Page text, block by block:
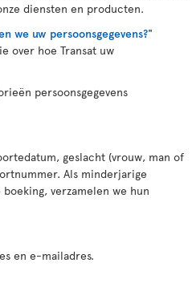
diensten en producten.
we uw persoonsgegevens?"
over hoe Transat uw
persoonsgegevens
geslacht (vrouw, man of
Als minderjarige
verzamelen we hun
en e-mailadres.